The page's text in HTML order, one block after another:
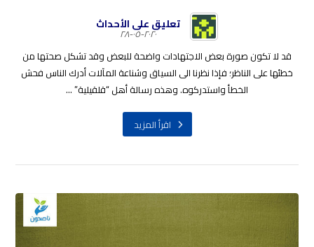
تعليق على الأحداث
٢٠٢٠-٠٥-٢٨
قد لا تكون صورة بعض الاجتهادات واضحة للبعض وقد تشكل صحتها من
خطئها على الناظر؛ فإذا نظرنا الى السياق وشناعة المآلات أدرك الناس فحش
الخطأ واستدركوه. وهذه رسالة أهل “قلقيلية” ...
اقرأ المزيد